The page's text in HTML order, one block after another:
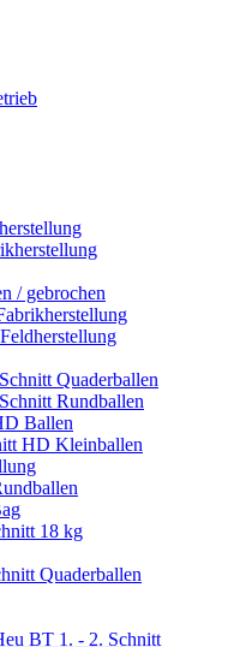
/ gebrochen
Quaderballen
Rundballen
Ballen
HD Kleinballen
18 kg
Quaderballen
BT 1. - 2. Schnitt